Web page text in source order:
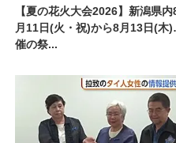
【夏の花火大会2026】新潟県内
月11日(火・祝)から8月13日(木)
催の祭...